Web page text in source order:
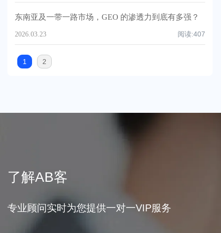
东南亚及一带一路市场，GEO 的渗透力到底有多强？
2026.03.23 阅读:407
1 2
了解AB客
专业顾问实时为您提供一对一VIP服务